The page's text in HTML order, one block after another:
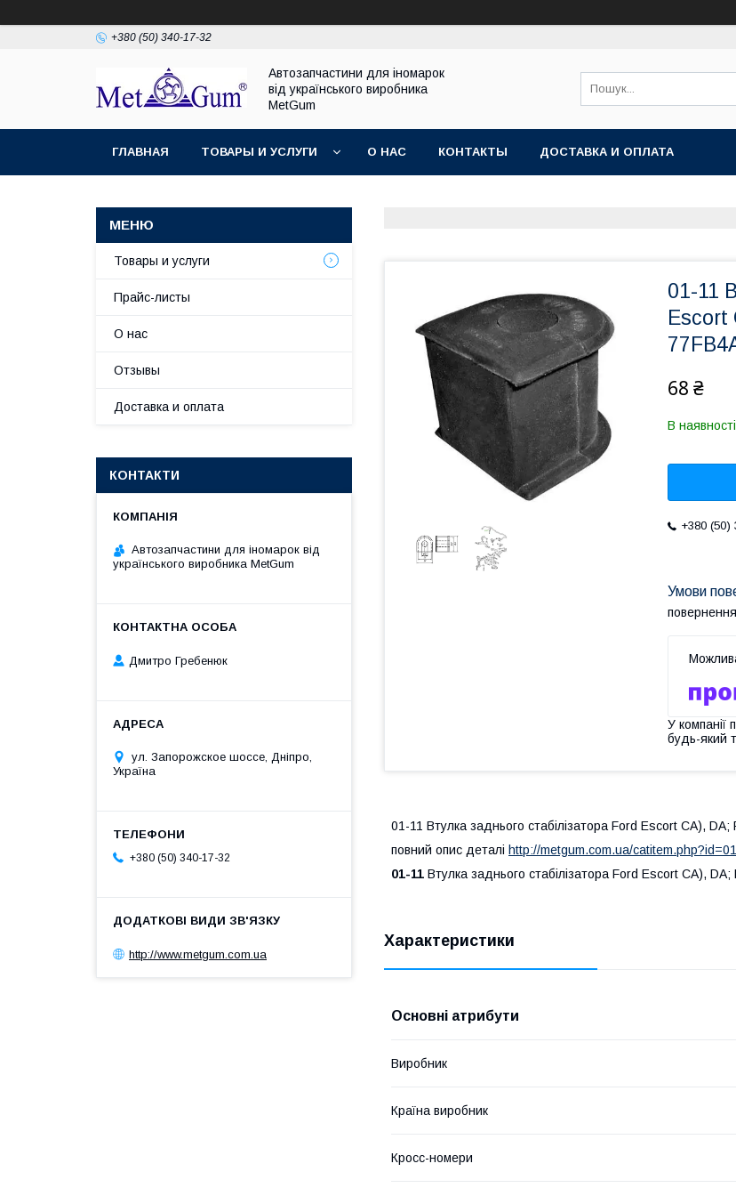
+380 (50) 340-17-32
Автозапчастини для іномарок
від українського виробника
MetGum
ГЛАВНАЯ ТОВАРЫ И УСЛУГИ О НАС КОНТАКТЫ ДОСТАВКА И ОПЛАТА
01-11
Escort
68 ₴
В наявності
+380 (50)
У компанії
будь-який
01-11 Втулка заднього стабілізатора Ford Escort CA),
повний опис деталі http://metgum.com.ua/
01-11 Втулка заднього стабілізатора Ford Escort CA),
Характеристики
Основні атрибути
Виробник
Країна виробник
Кросс-номери
Товары и услуги
Прайс-листы
О нас
Отзывы
Доставка и оплата
КОНТАКТИ
Автозапчастини для іномарок від
українського виробника MetGum
Дмитро Гребенюк
ул. Запорожское шоссе, Дніпро,
Україна
+380 (50) 340-17-32
http://www.metgum.com.ua